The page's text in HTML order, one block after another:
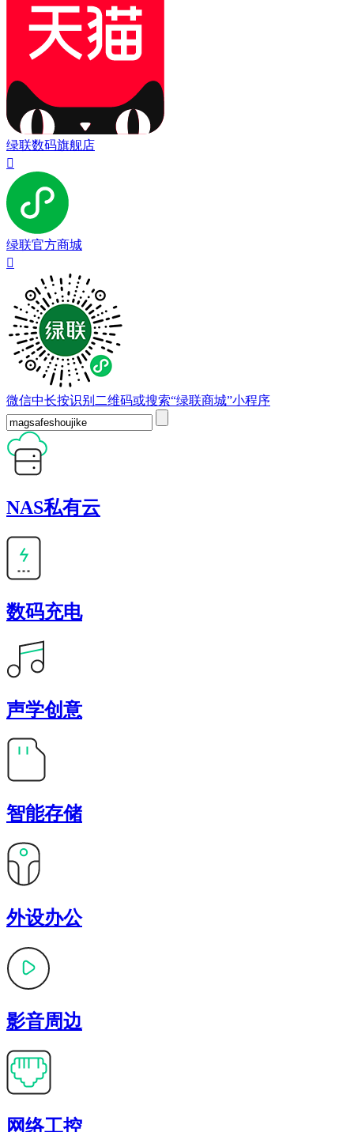
绿联数码旗舰店

绿联官方商城

微信中长按识别二维码或搜索“绿联商城”小程序
NAS私有云
数码充电
声学创意
智能存储
外设办公
影音周边
网络工控